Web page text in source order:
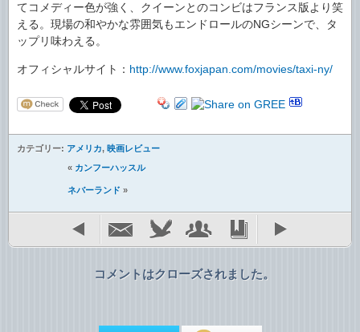
てコメディー色が強く、クイーンとのコンビはフランス版より笑
える。現場の和やかな雰囲気もエンドロールのNGシーンで、タ
ップリ味わえる。
オフィシャルサイト： http://www.foxjapan.com/movies/taxi-ny/
カテゴリー: アメリカ, 映画レビュー
« カンフーハッスル
ネバーランド »
コメントはクローズされました。